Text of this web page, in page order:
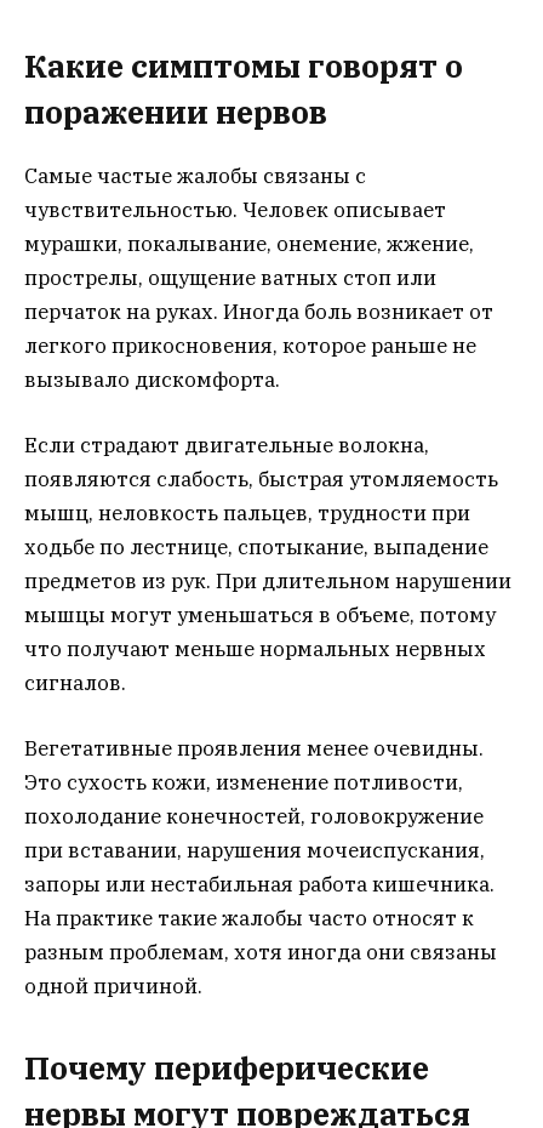
Какие симптомы говорят о
поражении нервов
Самые частые жалобы связаны с
чувствительностью. Человек описывает
мурашки, покалывание, онемение, жжение,
прострелы, ощущение ватных стоп или
перчаток на руках. Иногда боль возникает от
легкого прикосновения, которое раньше не
вызывало дискомфорта.
Если страдают двигательные волокна,
появляются слабость, быстрая утомляемость
мышц, неловкость пальцев, трудности при
ходьбе по лестнице, спотыкание, выпадение
предметов из рук. При длительном нарушении
мышцы могут уменьшаться в объеме, потому
что получают меньше нормальных нервных
сигналов.
Вегетативные проявления менее очевидны.
Это сухость кожи, изменение потливости,
похолодание конечностей, головокружение
при вставании, нарушения мочеиспускания,
запоры или нестабильная работа кишечника.
На практике такие жалобы часто относят к
разным проблемам, хотя иногда они связаны
одной причиной.
Почему периферические
нервы могут повреждаться